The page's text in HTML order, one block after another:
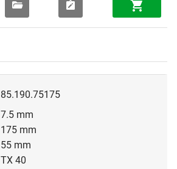
85.190.75175
7.5 mm
175 mm
55 mm
TX 40